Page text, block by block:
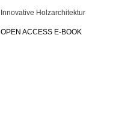
In­no­va­ti­ve Holz­ar­chi­tek­tur
OPEN AC­CESS E-BOOK